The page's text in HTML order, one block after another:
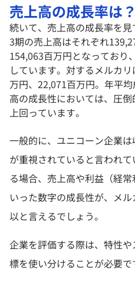
売上高の成長率は？
続いて、売上高の成長率を
3期の売上高はそれぞれ
154,063百万円となっており
しています。対するメルカ
万円、22,071百万円。年平
高の成長性においては、圧
上回っています。
一般的に、ユニコーン企業
が重視されていると言われ
る場合、売上高や利益（経
いった数字の成長性が、メ
以と言えるでしょう。
企業を評価する際は、特性
標を使い分けることが必要で